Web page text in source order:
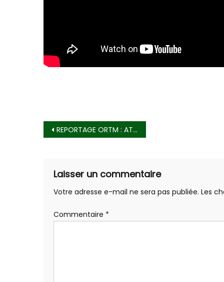
Navigation
l’article
REPORTAGE ORTM : ATELIER DE FORMATION DES FEMMES DU PRD
Laisser un commentaire
Votre adresse e-mail ne sera pas publiée. Les
Commentaire *